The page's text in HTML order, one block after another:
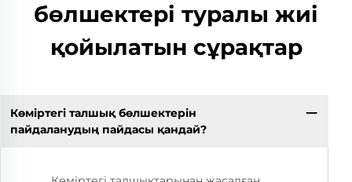
бөлшектері туралы жиі
қойылатын сұрақтар
Көміртегі талшық бөлшектерін
пайдаланудың пайдасы қандай?